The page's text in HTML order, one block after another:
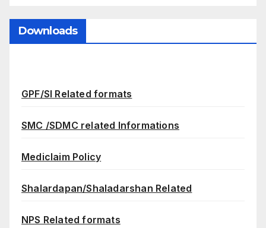
Downloads
GPF/SI Related formats
SMC /SDMC related Informations
Mediclaim Policy
Shalardapan/Shaladarshan Related
NPS Related formats